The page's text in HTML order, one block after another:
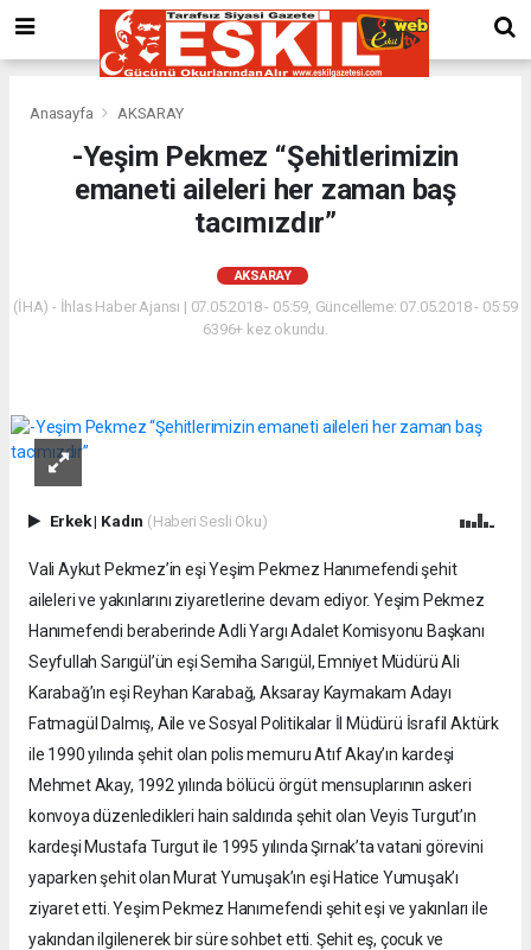
Anasayfa AKSARAY
-Yeşim Pekmez “Şehitlerimizin
emaneti aileleri her zaman baş
tacımızdır”
AKSARAY
(İHA) - İhlas Haber Ajansı | 07.05.2018 - 05:59, Güncelleme: 07.05.2018 - 05:59
6396+ kez okundu.
Erkek| Kadın (Haberi Sesli Oku)
Vali Aykut Pekmez’in eşi Yeşim Pekmez Hanımefendi şehit
aileleri ve yakınlarını ziyaretlerine devam ediyor. Yeşim Pekmez
Hanımefendi beraberinde Adli Yargı Adalet Komisyonu Başkanı
Seyfullah Sarıgül’ün eşi Semiha Sarıgül, Emniyet Müdürü Ali
Karabağ’ın eşi Reyhan Karabağ, Aksaray Kaymakam Adayı
Fatmagül Dalmış, Aile ve Sosyal Politikalar İl Müdürü İsrafil Aktürk
ile 1990 yılında şehit olan polis memuru Atıf Akay’ın kardeşi
Mehmet Akay, 1992 yılında bölücü örgüt mensuplarının askeri
konvoya düzenledikleri hain saldırıda şehit olan Veyis Turgut’ın
kardeşi Mustafa Turgut ile 1995 yılında Şırnak’ta vatani görevini
yaparken şehit olan Murat Yumuşak’ın eşi Hatice Yumuşak’ı
ziyaret etti. Yeşim Pekmez Hanımefendi şehit eşi ve yakınları ile
yakından ilgilenerek bir süre sohbet etti. Şehit eş, çocuk ve